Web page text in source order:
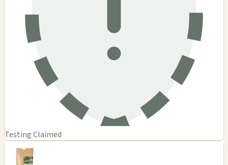
Testing Claimed